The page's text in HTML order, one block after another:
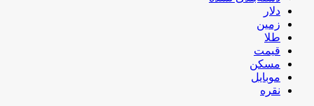
دلار
زمین
طلا
قیمت
مسکن
موبایل
نقره